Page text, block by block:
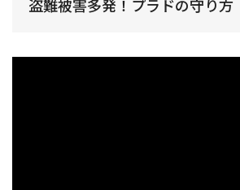
盗難被害多発！プラドの守り方